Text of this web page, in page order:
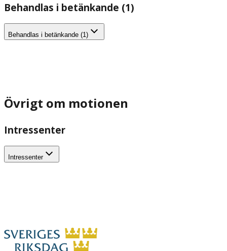
Behandlas i betänkande (1)
Behandlas i betänkande (1)
Övrigt om motionen
Intressenter
Intressenter